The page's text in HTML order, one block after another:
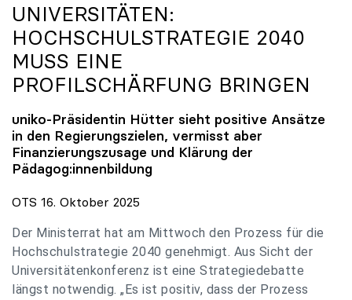
UNIVERSITÄTEN:
HOCHSCHULSTRATEGIE 2040
MUSS EINE
PROFILSCHÄRFUNG BRINGEN
uniko-Präsidentin Hütter sieht positive Ansätze
in den Regierungszielen, vermisst aber
Finanzierungszusage und Klärung der
Pädagog:innenbildung
OTS 16. Oktober 2025
Der Ministerrat hat am Mittwoch den Prozess für die
Hochschulstrategie 2040 genehmigt. Aus Sicht der
Universitätenkonferenz ist eine Strategiedebatte
längst notwendig. „Es ist positiv, dass der Prozess